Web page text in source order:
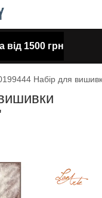
від 1500 грн
Набір для